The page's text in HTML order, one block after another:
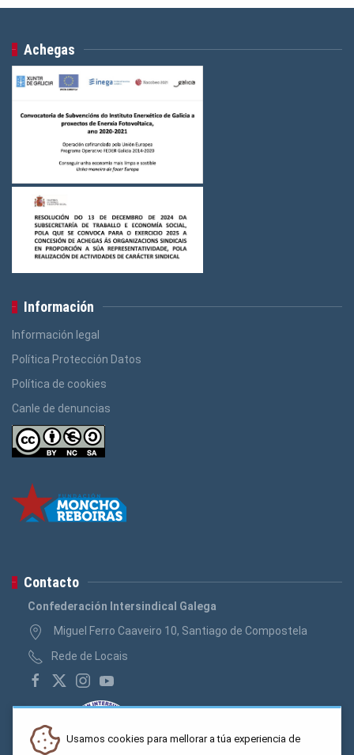
Achegas
Información
Información legal
Política Protección Datos
Política de cookies
Canle de denuncias
Contacto
Confederación Intersindical Galega
Miguel Ferro Caaveiro 10, Santiago de Compostela
Rede de Locais
Usamos cookies para mellorar a túa experiencia de